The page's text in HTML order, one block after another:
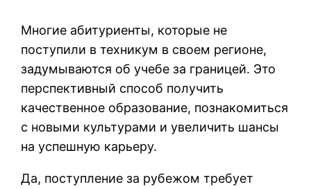
Многие абитуриенты, которые не
поступили в техникум в своем регионе,
задумываются об учебе за границей. Это
перспективный способ получить
качественное образование, познакомиться
с новыми культурами и увеличить шансы
на успешную карьеру.
Да, поступление за рубежом требует